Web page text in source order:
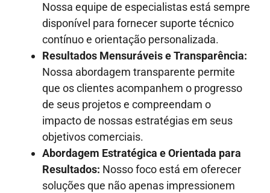
Nossa equipe de especialistas está sempre
disponível para fornecer suporte técnico
contínuo e orientação personalizada.
Resultados Mensuráveis e Transparência:
Nossa abordagem transparente permite
que os clientes acompanhem o progresso
de seus projetos e compreendam o
impacto de nossas estratégias em seus
objetivos comerciais.
Abordagem Estratégica e Orientada para
Resultados: Nosso foco está em oferecer
soluções que não apenas impressionem